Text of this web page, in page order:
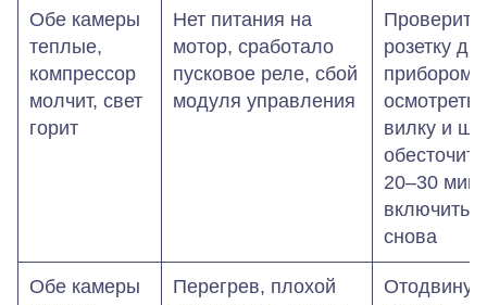
Обе камеры
теплые,
компрессор
молчит, свет
горит
Нет питания на
мотор, сработало
пусковое реле, сбой
модуля управления
Проверить
розетку
прибором,
осмотреть
вилку и
20–30
включить
снова
Обе камеры
Перегрев, плохой